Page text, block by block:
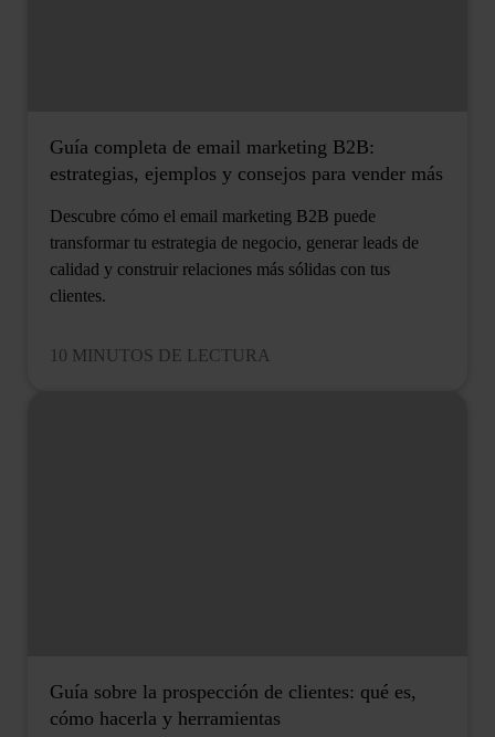
Guía completa de email marketing B2B:
estrategias, ejemplos y consejos para vender más
Descubre cómo el email marketing B2B puede
transformar tu estrategia de negocio, generar leads de
calidad y construir relaciones más sólidas con tus
clientes.
10 MINUTOS DE LECTURA
Guía sobre la prospección de clientes: qué es,
cómo hacerla y herramientas